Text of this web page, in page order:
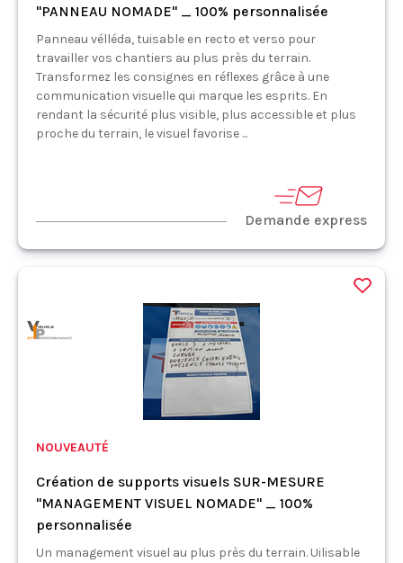
"PANNEAU NOMADE" _ 100% personnalisée
Panneau vélléda, tuisable en recto et verso pour
travailler vos chantiers au plus près du terrain.
Transformez les consignes en réflexes grâce à une
communication visuelle qui marque les esprits. En
rendant la sécurité plus visible, plus accessible et plus
proche du terrain, le visuel favorise ...
Demande express
NOUVEAUTÉ
Création de supports visuels SUR-MESURE
"MANAGEMENT VISUEL NOMADE" _ 100%
personnalisée
Un management visuel au plus près du terrain. Uilisable